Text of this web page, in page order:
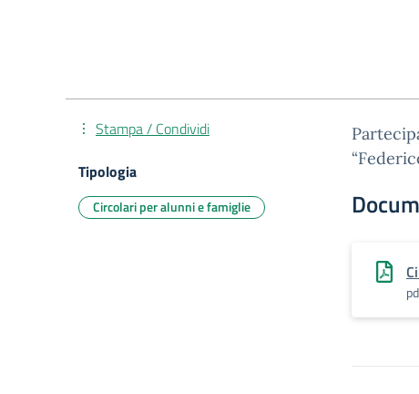
Stampa / Condividi
Tipologia
Circolari per alunni e famiglie